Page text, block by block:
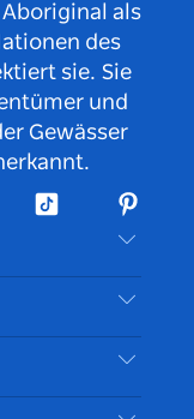
Aboriginal als
des
sie. Sie
und
Gewässer
TikTok